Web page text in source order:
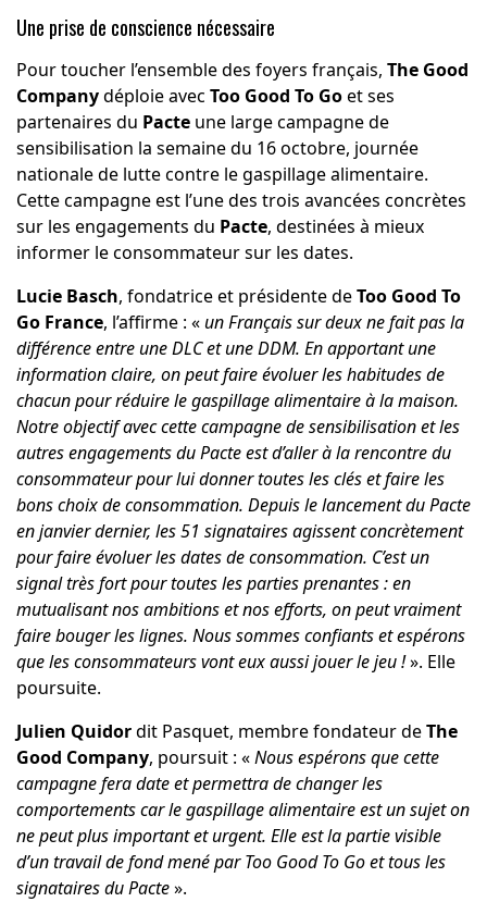
Une prise de conscience nécessaire
Pour toucher l’ensemble des foyers français, The Good
Companydéploie avec Too Good To Goet ses
partenaires du Pacteune large campagne de
sensibilisation la semaine du 16 octobre, journée
nationale de lutte contre le gaspillage alimentaire.
Cette campagne est l’une des trois avancées concrètes
sur les engagements du Pacte, destinées à mieux
informer le consommateur sur les dates.
Lucie Basch, fondatrice et présidente deToo Good To
Go France, l’affirme : «un Français sur deux ne fait pas la
différence entre une DLC et une DDM. En apportant une
information claire, on peut faire évoluer les habitudes de
chacun pour réduire le gaspillage alimentaire à la maison.
Notre objectif avec cette campagne de sensibilisation et les
autres engagements du Pacte est d’aller à la rencontre du
consommateur pour lui donner toutes les clés et faire les
bons choix de consommation. Depuis le lancement du Pacte
en janvier dernier, les 51 signataires agissent concrètement
pour faire évoluer les dates de consommation. C’est un
signal très fort pour toutes les parties prenantes : en
mutualisant nos ambitions et nos efforts, on peut vraiment
faire bouger les lignes. Nous sommes confiants et espérons
que les consommateurs vont eux aussi jouer le jeu !». Elle
poursuite.
Julien Quidordit Pasquet, membre fondateur deThe
Good Company, poursuit : «Nous espérons que cette
campagne fera date et permettra de changer les
comportements car le gaspillage alimentaire est un sujet on
ne peut plus important et urgent. Elle est la partie visible
d’un travail de fond mené par Too Good To Go et tous les
signataires du Pacte».